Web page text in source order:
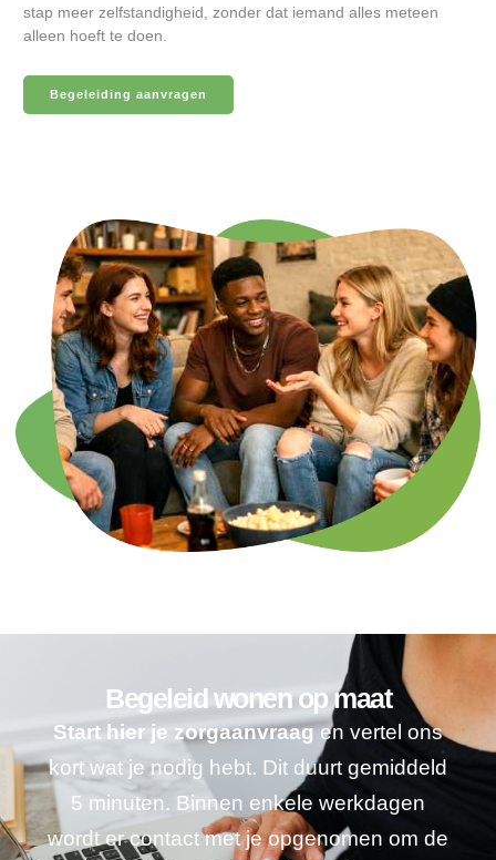
stap meer zelfstandigheid, zonder dat iemand alles meteen
alleen hoeft te doen.
Begeleiding aanvragen
Begeleid wonen op maat
Start hier je zorgaanvraagen vertel ons
kort wat je nodig hebt. Dit duurt gemiddeld
5 minuten. Binnen enkele werkdagen
wordt er contact met je opgenomen om de